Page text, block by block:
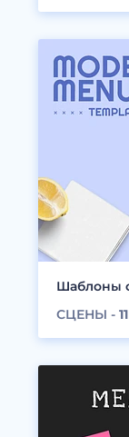
Шаблоны
СЦЕНЫ - 11